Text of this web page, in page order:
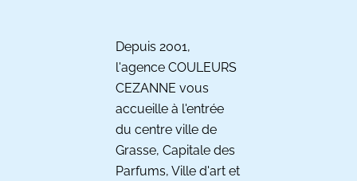
Depuis 2001,
l'agence COULEURS
CEZANNE vous
accueille à l'entrée
du centre ville de
Grasse, Capitale des
Parfums, Ville d'art et